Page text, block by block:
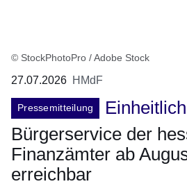
© StockPhotoPro / Adobe Stock
27.07.2026 HMdF
Pressemitteilung
Bürgerservice der
Finanzämter ab
erreichbar